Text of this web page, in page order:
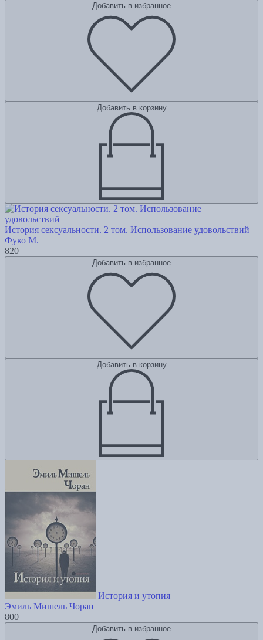
Добавить в избранное
Добавить в корзину
История сексуальности. 2 том. Использование удовольствий
Фуко М.
820
Добавить в избранное
Добавить в корзину
История и утопия
Эмиль Мишель Чоран
800
Добавить в избранное